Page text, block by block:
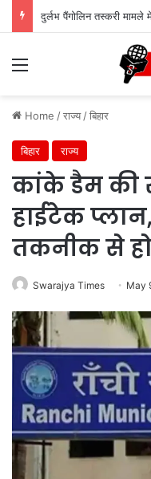
दुर्लभ पैंगोलिन तस्करी मामले
Menu
Home /राज्य /बिहार
बिहार राज्य
कांके डैम की
हाईटेक
तकनीक से
Swarajya Times May